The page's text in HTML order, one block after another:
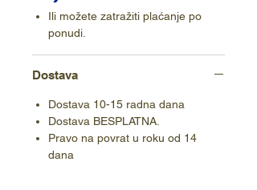
Ili možete zatražiti plaćanje po
ponudi.
Dostava
Dostava 10-15 radna dana
Dostava BESPLATNA.
Pravo na povrat u roku od 14
dana